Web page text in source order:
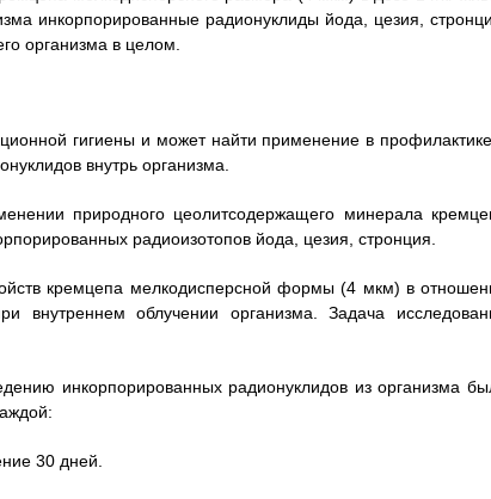
инкорпорированные радионуклиды йода, цезия,
организма в целом.
гигиены и может найти применение в
внутрь организма.
природного цеолитсодержащего минерала
радиоизотопов йода, цезия, стронция.
кремцепа мелкодисперсной формы (4 мкм) в
внутреннем облучении организма. Задача
инкорпорированных радионуклидов из организма
30 дней.